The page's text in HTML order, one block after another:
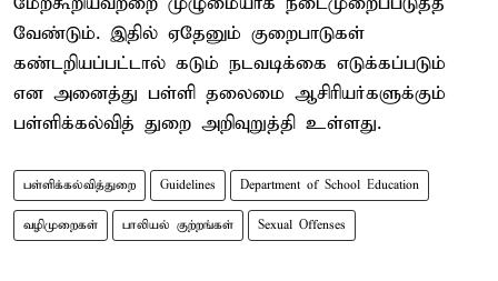
வேண்டும். இதில் ஏதேனும் குறைபாடுகள்
கண்டறியப்பட்டால் கடும் நடவடிக்கை எடுக்கப்படும்
என அனைத்து பள்ளி தலைமை ஆசிரியர்களுக்கும்
பள்ளிக்கல்வித் துறை அறிவுறுத்தி உள்ளது.
பள்ளிக்கல்வித்துறை Guidelines Department of School Education
வழிமுறைகள் பாலியல் குற்றங்கள் Sexual Offenses